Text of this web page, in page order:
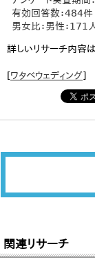
有効回答数：484件
男女比：男性：171
詳しいリサーチ内容
[ワタベウェディング]
関連リサーチ